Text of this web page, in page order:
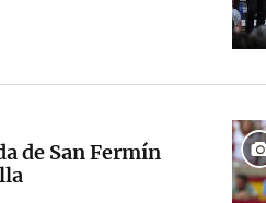
de San Fermín